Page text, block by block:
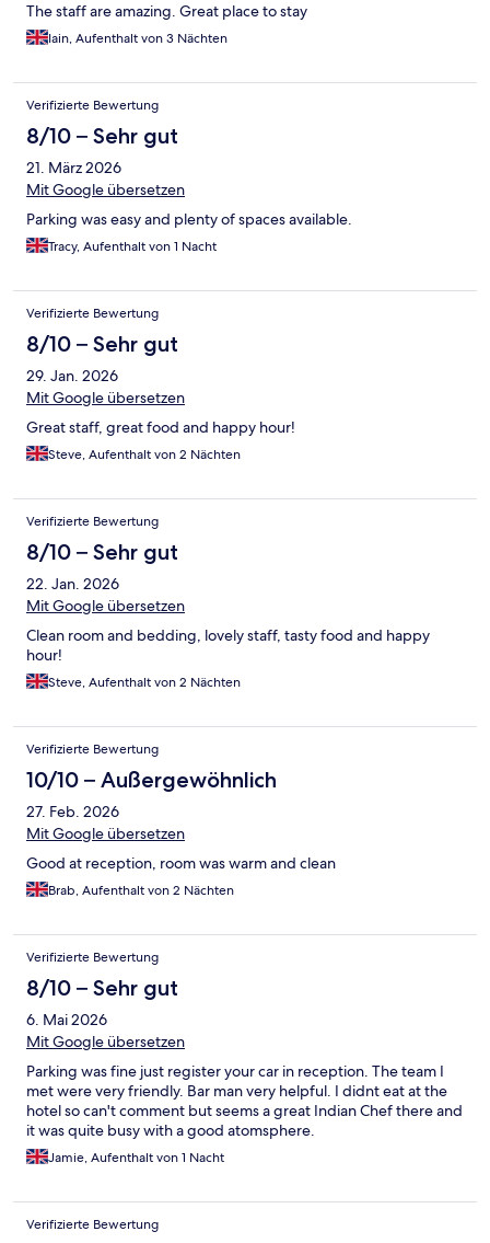
The staff are amazing. Great place to stay
Iain, Aufenthalt von 3 Nächten
Verifizierte Bewertung
8/10 – Sehr gut
21. März 2026
Mit Google übersetzen
Parking was easy and plenty of spaces available.
Tracy, Aufenthalt von 1 Nacht
Verifizierte Bewertung
8/10 – Sehr gut
29. Jan. 2026
Mit Google übersetzen
Great staff, great food and happy hour!
Steve, Aufenthalt von 2 Nächten
Verifizierte Bewertung
8/10 – Sehr gut
22. Jan. 2026
Mit Google übersetzen
Clean room and bedding, lovely staff, tasty food and happy
hour!
Steve, Aufenthalt von 2 Nächten
Verifizierte Bewertung
10/10 – Außergewöhnlich
27. Feb. 2026
Mit Google übersetzen
Good at reception, room was warm and clean
Brab, Aufenthalt von 2 Nächten
Verifizierte Bewertung
8/10 – Sehr gut
6. Mai 2026
Mit Google übersetzen
Parking was fine just register your car in reception. The team I
met were very friendly. Bar man very helpful. I didnt eat at the
hotel so can't comment but seems a great Indian Chef there and
it was quite busy with a good atomsphere.
Jamie, Aufenthalt von 1 Nacht
Verifizierte Bewertung